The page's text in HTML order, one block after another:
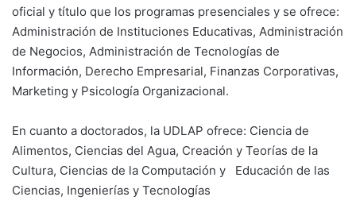
oficial y título que los programas presenciales y se ofrece:
Administración de Instituciones Educativas, Administración
de Negocios, Administración de Tecnologías de
Información, Derecho Empresarial, Finanzas Corporativas,
Marketing y Psicología Organizacional.
En cuanto a doctorados, la UDLAP ofrece: Ciencia de
Alimentos, Ciencias del Agua, Creación y Teorías de la
Cultura, Ciencias de la Computación y Educación de las
Ciencias, Ingenierías y Tecnologías